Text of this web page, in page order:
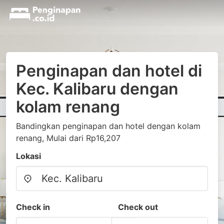
Penginapan dan hotel di
Kec. Kalibaru dengan
kolam renang
Bandingkan penginapan dan hotel dengan kolam
renang, Mulai dari Rp16,207
Lokasi
Check in Check out